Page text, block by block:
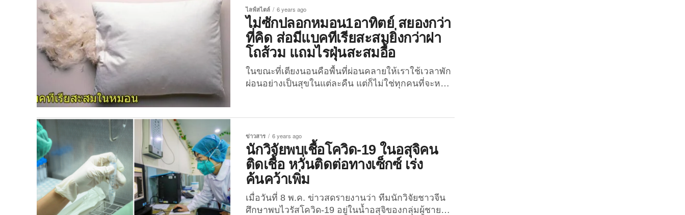
ศึกษาของทีมวิจัยแห่งมหาวิทยาลัยวิทยาศาสตร์และ
เทคโนโลยีแห่งนอร์เวย์ เรื่อง “การเจริญเติบโตของไข
มันจากสารเคมีที่ใช้ในผลิตภัณฑ์อุปโภคบริโภค
พลาสติก” ซึ่งทำการวิเคราะห์และตรวจสอบผลิตภัณฑ์
พลาสติกต่าง ๆ เช่น ขวดแชมพู ขวดครีมนวดผม ขวด
ครีมอาบน้ำ ฟองน้ำในครัว และขวดน้ำดื่ม...
ไลฟ์สไตล์ 6 years ago
ไม่ซักปลอกหมอน1อาทิตย์ สยองกว่า
ที่คิด ส่อมีแบคทีเรียสะสมยิ่งกว่าฝา
โถส้วม แถมไรฝุ่นสะสมอื้อ
ในขณะที่เตียงนอนคือพื้นที่ผ่อนคลายให้เราใช้เวลาพัก
ผ่อนอย่างเป็นสุขในแต่ละคืน แต่ก็ไม่ใช่ทุกคนที่จะหมั่น
เว็บไซต์ Business Insider ชี้ว่ามีผลสำรวจหนึ่ง พบว่า
ชายโสดอายุระหว่าง 18-25 ปี จำนวนไม่น้อยที่ยอมรับ
ว่าพวกเขาเคยซักผ้าปูเตียงเพียงปีละ 4 ครั้งเท่านั้น
อย่างไรก็ตาม ใครเลยจะรู้ว่าในแต่ละคืนร่างกายของ
คนเราจะมีการผลัดเซลล์ผิวที่ตายแล้วออกมาหลายล้าน
เซลล์ ซึ่งจะหมักหมมอยู่บนปลอกหมอน จนกลายเป็น
อาหารอย่างดีแก่ไรฝุ่นจำนวนมากที่แฝงตัวอยู่ตาม
ปลอกหมอนและผ้าปูเตียงของเรา ดังนั้นยิ่งเราทิ้ง
ข่าวสาร 6 years ago
นักวิจัยพบเชื้อโควิด-19 ในอสุจิคน
ติดเชื้อ หวั่นติดต่อทางเซ็กซ์ เร่ง
ค้นคว้าเพิ่ม
เมื่อวันที่ 8 พ.ค. ข่าวสดรายงานว่า ทีมนักวิจัยชาวจีน
ศึกษาพบไวรัสโควิด-19 อยู่ในน้ำอสุจิของกลุ่มผู้ชายที่